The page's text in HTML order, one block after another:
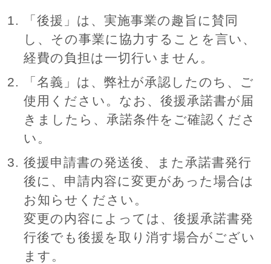
「後援」は、実施事業の趣旨に賛同
し、その事業に協力することを言い、
経費の負担は一切行いません。
「名義」は、弊社が承認したのち、ご
使用ください。なお、後援承諾書が届
きましたら、承諾条件をご確認くださ
い。
後援申請書の発送後、また承諾書発行
後に、申請内容に変更があった場合は
お知らせください。
変更の内容によっては、後援承諾書発
行後でも後援を取り消す場合がござい
ます。